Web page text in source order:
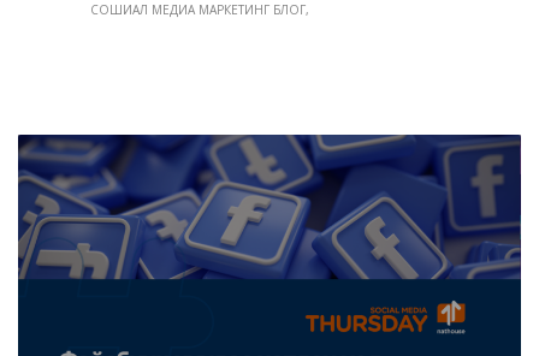
СОШИАЛ МЕДИА МАРКЕТИНГ БЛОГ